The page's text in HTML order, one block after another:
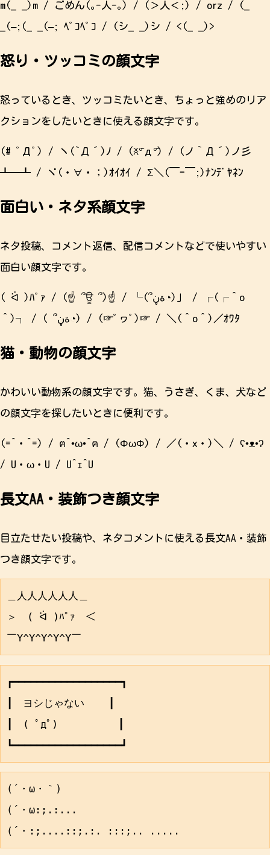
m(_ _)m / ごめん(｡-人-｡) / (＞人＜;) / orz / (_
_(–;(_ _(–; ﾍﾟｺﾍﾟｺ / (シ_ _)シ / <(_ _)>
怒り・ツッコミの顔文字
怒っているとき、ツッコミたいとき、ちょっと強めのリア
クションをしたいときに使える顔文字です。
(# ﾟДﾟ) / ヽ(`Д´)ﾉ / (ꐦ°᷄д°᷅) / (ノ｀Д´)ノ彡
┻━┻ / ヾ(・∀・；)ｵｲｵｲ / Σ＼(￣ｰ￣;)ﾅﾝﾃﾞﾔﾈﾝ
面白い・ネタ系顔文字
ネタ投稿、コメント返信、配信コメントなどで使いやすい
面白い顔文字です。
( ᐛ )ﾊﾟｧ / (☝ ՞ਊ ՞)☝ / └(՞ةڼ◔)」 / ┌(┌＾o
＾)┐ / ( ՞ةڼ◔) / (☞ﾟヮﾟ)☞ / ＼(＾o＾)／ｵﾜﾀ
猫・動物の顔文字
かわいい動物系の顔文字です。猫、うさぎ、くま、犬など
の顔文字を探したいときに便利です。
(=^・^=) / ฅ^•ω•^ฅ / (ΦωΦ) / ／(・x・)＼ / ʕ•ᴥ•ʔ
/ U・ω・U / U^ｪ^U
長文AA・装飾つき顔文字
目立たせたい投稿や、ネタコメントに使える長文AA・装飾
つき顔文字です。
＿人人人人人人＿
＞　( ᐛ )ﾊﾟｧ　＜
┏━━━━━━━━━━━━━━━━━━┓
┃　ヨシじゃない    ┃
┃　( ﾟдﾟ)          ┃
(´・ω・｀)
(´・ω:;.:...